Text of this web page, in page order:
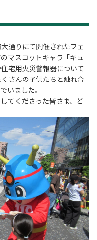
通りにて開催されたフェ
マスコットキャラ「キュ
宅用火災警報器について
さんの子供たちと触れ合
いました。
てくださった皆さま、ど